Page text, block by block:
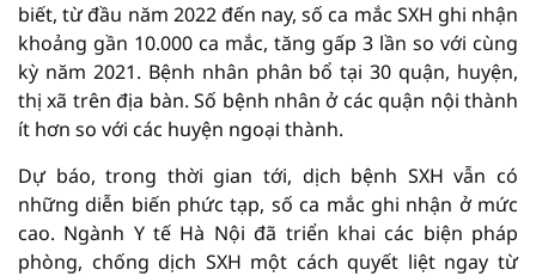
biết, từ đầu năm 2022 đến nay, số ca mắc SXH ghi nhận
khoảng gần 10.000 ca mắc, tăng gấp 3 lần so với cùng
kỳ năm 2021. Bệnh nhân phân bổ tại 30 quận, huyện,
thị xã trên địa bàn. Số bệnh nhân ở các quận nội thành
ít hơn so với các huyện ngoại thành.
Dự báo, trong thời gian tới, dịch bệnh SXH vẫn có
những diễn biến phức tạp, số ca mắc ghi nhận ở mức
cao. Ngành Y tế Hà Nội đã triển khai các biện pháp
phòng, chống dịch SXH một cách quyết liệt ngay từ